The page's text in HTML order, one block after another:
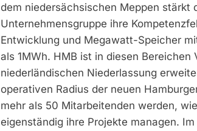
dem niedersächsischen Meppen stärkt
Unternehmensgruppe ihre
Entwicklung und Megawatt-Speicher
als 1MWh. HMB ist in diesen Bereichen
niederländischen Niederlassung
operativen Radius der neuen
mehr als 50 Mitarbeitenden werden,
eigenständig ihre Projekte managen.